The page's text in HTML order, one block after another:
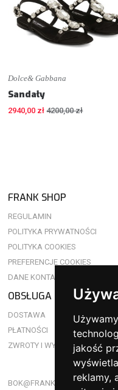
jakość
reklamy,
Dolce& Gabbana
Sandały
2940,00 zł 4200,00 zł
FRANK SHOP
REGULAMIN
POLITYKA PRYWATNOŚCI
POLITYKA COOKIES
PREFERENCJE COOKIES
DANE KONTAKTOWE
OBSŁUGA KLIENTA
DOSTAWA
PŁATNOŚCI
ZWROTY I WYMIANY
BOK@FRANKSHOP.PL